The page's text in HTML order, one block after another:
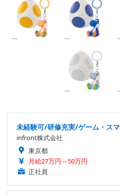
未経験可/研修充実/ゲーム・ス
infront株式会社
東京都
月給27万円～50万円
正社員